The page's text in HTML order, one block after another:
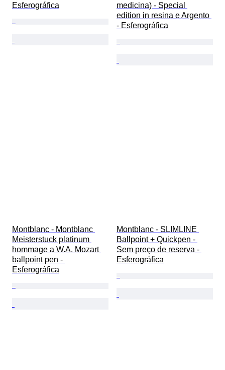
Esferográfica
medicina) - Special
edition in resina e Argento
- Esferográfica
Montblanc - Montblanc
Meisterstuck platinum
hommage a W.A. Mozart
ballpoint pen -
Esferográfica
Montblanc - SLIMLINE
Ballpoint + Quickpen -
Sem preço de reserva -
Esferográfica